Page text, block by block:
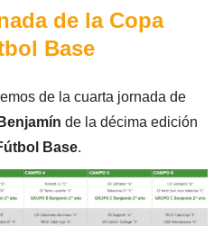
de la Copa
Base
de la cuarta jornada de
Benjamín de la décima edición
Base.